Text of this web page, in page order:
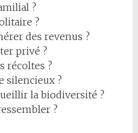
?
?
des revenus ?
privé ?
récoltes ?
silencieux ?
la biodiversité ?
?